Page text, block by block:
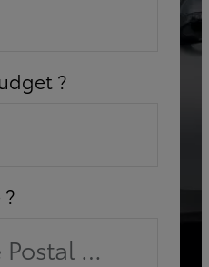
?
/